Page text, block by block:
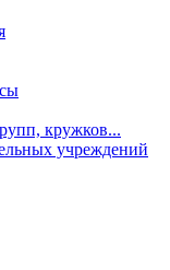
кружков...
учреждений